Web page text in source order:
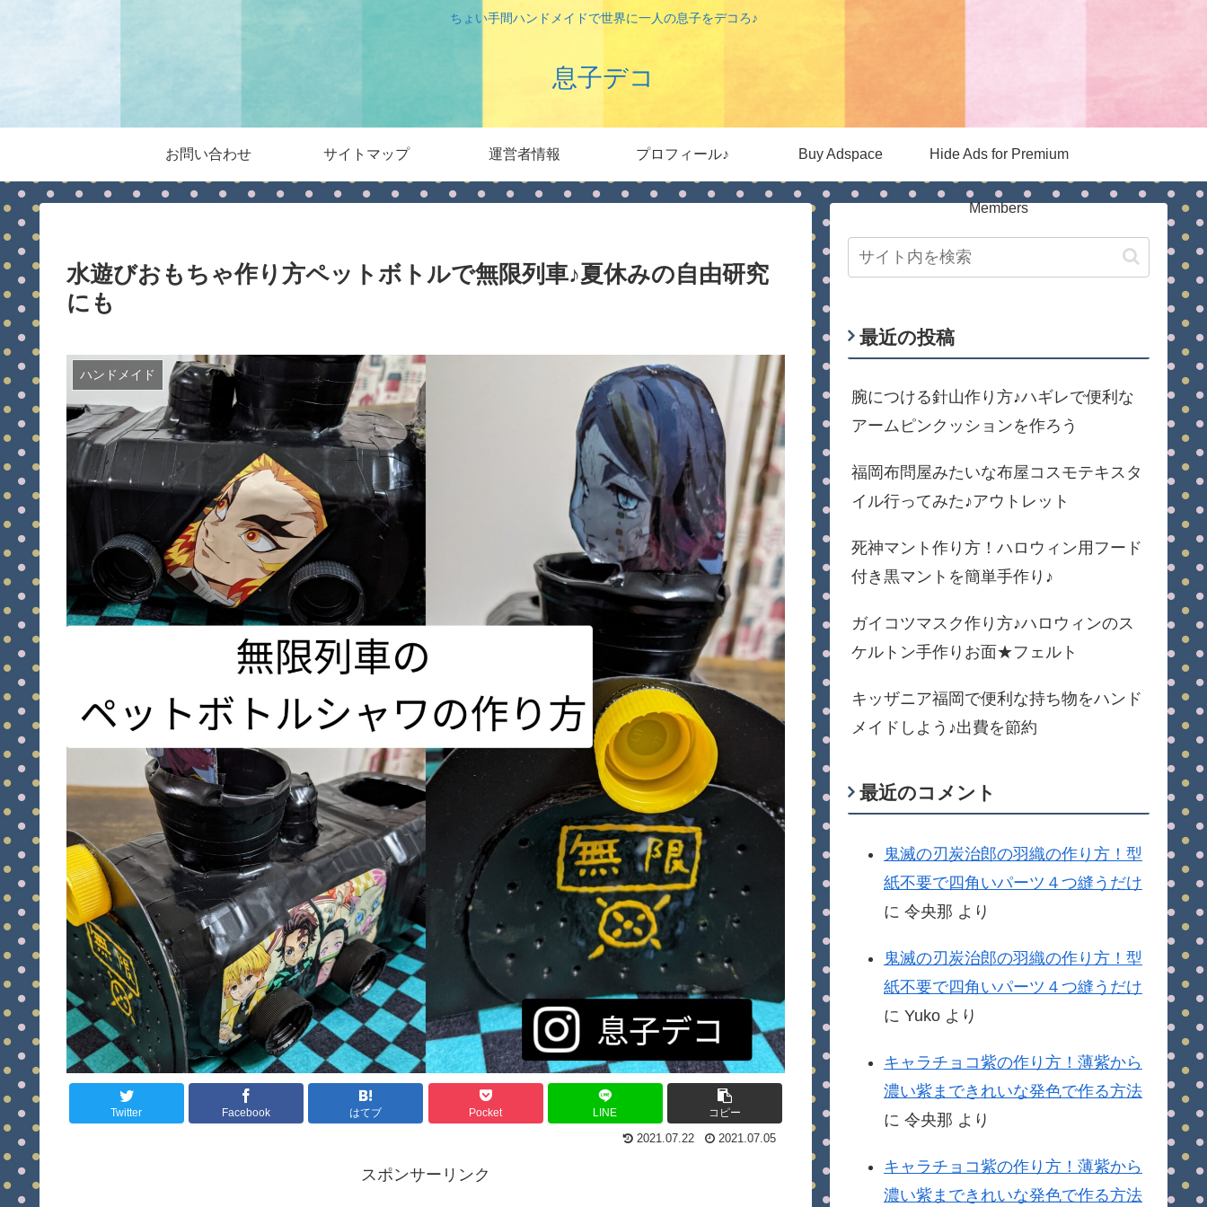
ちょい手間ハンドメイドで世界に一人の息子をデコろ♪
息子デコ
お問い合わせ サイトマップ 運営者情報 プロフィール♪ Buy Adspace Hide Ads for Premium
Members
水遊びおもちゃ作り方ペットボトルで無限列車♪夏休みの自由研究
にも
ハンドメイド
Twitter Facebook はてブ Pocket LINE コピー
2021.07.22 2021.07.05
スポンサーリンク
最近の投稿
腕につける針山作り方♪ハギレで便利な
アームピンクッションを作ろう
福岡布問屋みたいな布屋コスモテキスタ
イル行ってみた♪アウトレット
死神マント作り方！ハロウィン用フード
付き黒マントを簡単手作り♪
ガイコツマスク作り方♪ハロウィンのス
ケルトン手作りお面★フェルト
キッザニア福岡で便利な持ち物をハンド
メイドしよう♪出費を節約
最近のコメント
鬼滅の刃炭治郎の羽織の作り方！型
紙不要で四角いパーツ４つ縫うだけ
に 令央那 より
鬼滅の刃炭治郎の羽織の作り方！型
紙不要で四角いパーツ４つ縫うだけ
に Yuko より
キャラチョコ紫の作り方！薄紫から
濃い紫まできれいな発色で作る方法
に 令央那 より
キャラチョコ紫の作り方！薄紫から
濃い紫まできれいな発色で作る方法